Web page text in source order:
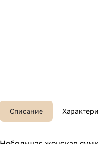
Описание